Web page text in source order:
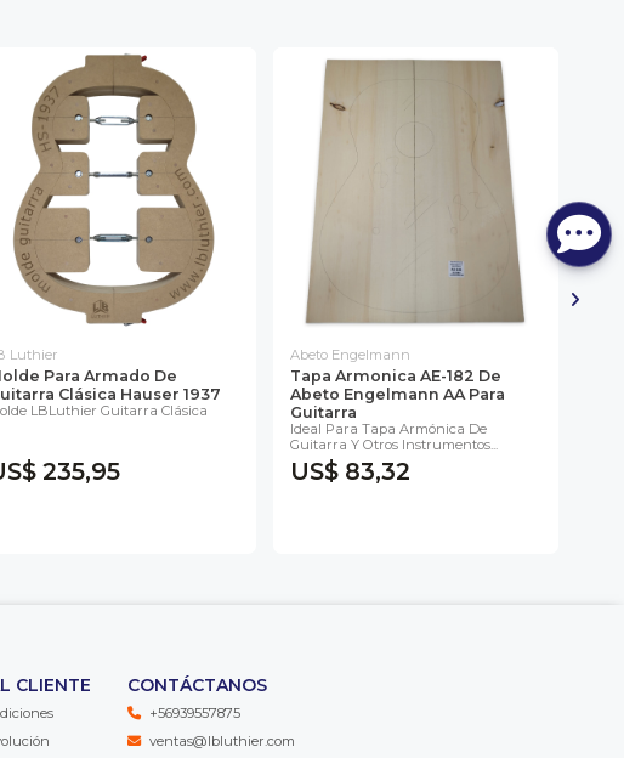
Luthier
Para Armado De
Clásica Hauser 1937
LBLuthier Guitarra Clásica
235,95
Abeto Engelmann
Tapa Armonica AE-182 De
Abeto Engelmann AA Para
Guitarra
Ideal Para Tapa Armónica De
Guitarra Y Otros Instrumentos...
US$ 83,32
CLIENTE CONTÁCTANOS
+56939557875
ventas@lbluthier.com